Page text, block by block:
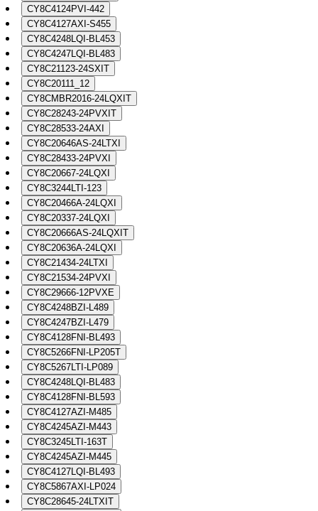
CY8C4124PVI-442
CY8C4127AXI-S455
CY8C4248LQI-BL453
CY8C4247LQI-BL483
CY8C21123-24SXIT
CY8C20111_12
CY8CMBR2016-24LQXIT
CY8C28243-24PVXIT
CY8C28533-24AXI
CY8C20646AS-24LTXI
CY8C28433-24PVXI
CY8C20667-24LQXI
CY8C3244LTI-123
CY8C20466A-24LQXI
CY8C20337-24LQXI
CY8C20666AS-24LQXIT
CY8C20636A-24LQXI
CY8C21434-24LTXI
CY8C21534-24PVXI
CY8C29666-12PVXE
CY8C4248BZI-L489
CY8C4247BZI-L479
CY8C4128FNI-BL493
CY8C5266FNI-LP205T
CY8C5267LTI-LP089
CY8C4248LQI-BL483
CY8C4128FNI-BL593
CY8C4127AZI-M485
CY8C4245AZI-M443
CY8C3245LTI-163T
CY8C4245AZI-M445
CY8C4127LQI-BL493
CY8C5867AXI-LP024
CY8C28645-24LTXIT